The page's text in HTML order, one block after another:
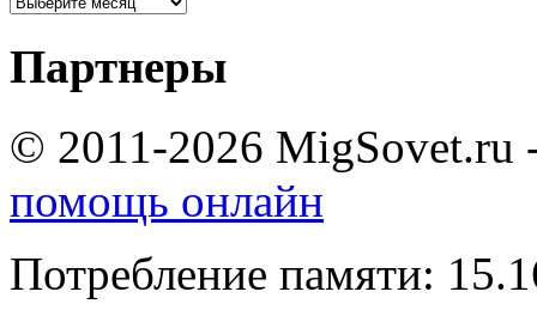
Партнеры
© 2011-2026 MigSovet.ru
помощь онлайн
Потребление памяти: